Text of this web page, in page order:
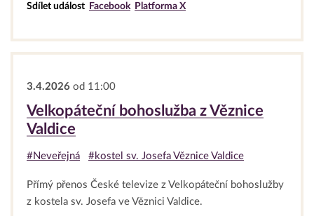
Sdílet událost Facebook Platforma X
3.4.2026 od 11:00
Velkopáteční bohoslužba z Věznice
Valdice
#Neveřejná #kostel sv. Josefa Věznice Valdice
Přímý přenos České televize z Velkopáteční bohoslužby
z kostela sv. Josefa ve Věznici Valdice.